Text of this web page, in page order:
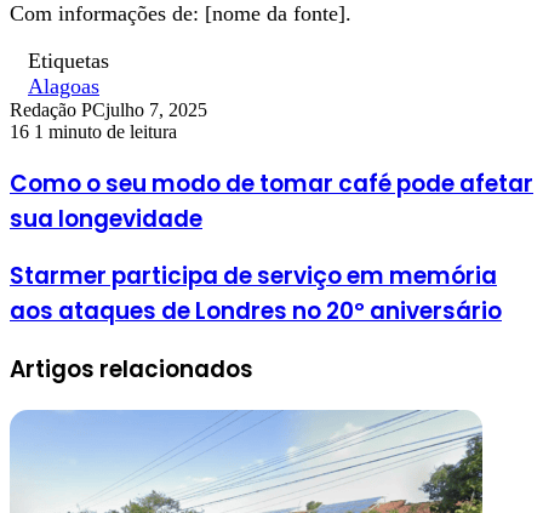
Com informações de: [nome da fonte].
Etiquetas
Alagoas
Redação PCjulho 7, 2025
16 1 minuto de leitura
Como o seu modo de tomar café pode afetar
sua longevidade
Starmer participa de serviço em memória
aos ataques de Londres no 20º aniversário
Artigos relacionados